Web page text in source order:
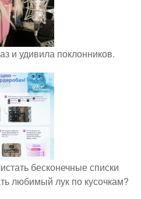
и удивила поклонников.
бесконечные списки
любимый лук по кусочкам?